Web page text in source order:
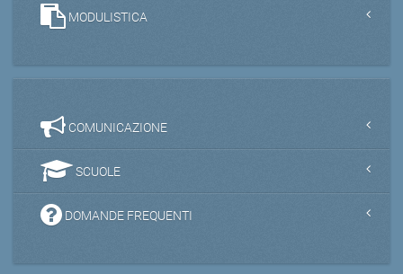
MODULISTICA
COMUNICAZIONE
SCUOLE
DOMANDE FREQUENTI